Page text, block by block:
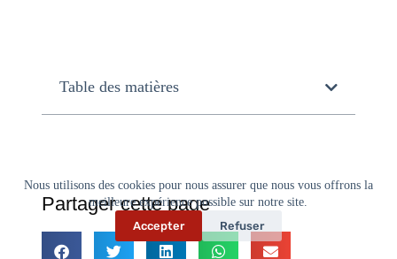
Nous utilisons des cookies pour nous assurer que nous vous offrons la
meilleure expérience possible sur notre site.
Accepter
Refuser
Table des matières
Partager cette page